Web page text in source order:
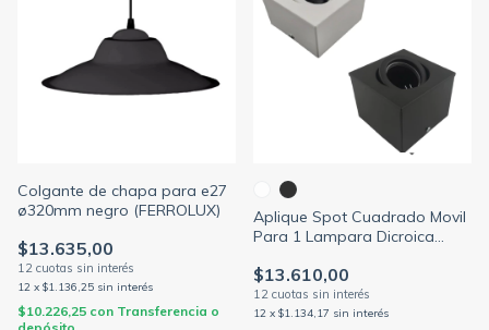
Colgante de chapa para e27
ø320mm negro (FERROLUX)
$13.635,00
12 x $1.136,25 sin interés
$10.226,25 con Transferencia o
Aplique Spot Cuadrado Movil
Para 1 Lampara Dicroica
$13.610,00
12 x $1.134,17 sin interés